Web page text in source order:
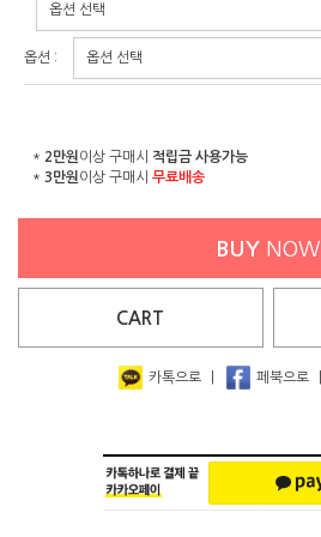
옵션 :
* 2만원 이상 구매시 적립금 사용가능
* 3만원 이상 구매시 무료배송
BUY NOW
CART
카톡으로 페북으로